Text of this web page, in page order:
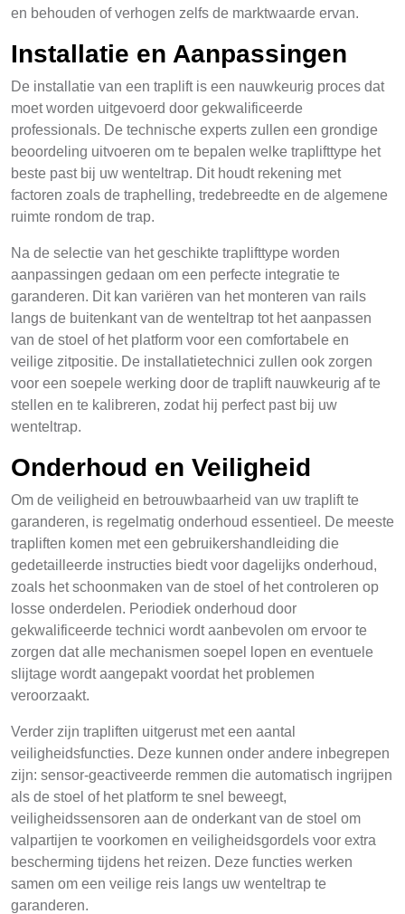
en behouden of verhogen zelfs de marktwaarde ervan.
Installatie en Aanpassingen
De installatie van een traplift is een nauwkeurig proces dat
moet worden uitgevoerd door gekwalificeerde
professionals. De technische experts zullen een grondige
beoordeling uitvoeren om te bepalen welke traplifttype het
beste past bij uw wenteltrap. Dit houdt rekening met
factoren zoals de traphelling, tredebreedte en de algemene
ruimte rondom de trap.
Na de selectie van het geschikte traplifttype worden
aanpassingen gedaan om een perfecte integratie te
garanderen. Dit kan variëren van het monteren van rails
langs de buitenkant van de wenteltrap tot het aanpassen
van de stoel of het platform voor een comfortabele en
veilige zitpositie. De installatietechnici zullen ook zorgen
voor een soepele werking door de traplift nauwkeurig af te
stellen en te kalibreren, zodat hij perfect past bij uw
wenteltrap.
Onderhoud en Veiligheid
Om de veiligheid en betrouwbaarheid van uw traplift te
garanderen, is regelmatig onderhoud essentieel. De meeste
trapliften komen met een gebruikershandleiding die
gedetailleerde instructies biedt voor dagelijks onderhoud,
zoals het schoonmaken van de stoel of het controleren op
losse onderdelen. Periodiek onderhoud door
gekwalificeerde technici wordt aanbevolen om ervoor te
zorgen dat alle mechanismen soepel lopen en eventuele
slijtage wordt aangepakt voordat het problemen
veroorzaakt.
Verder zijn trapliften uitgerust met een aantal
veiligheidsfuncties. Deze kunnen onder andere inbegrepen
zijn: sensor-geactiveerde remmen die automatisch ingrijpen
als de stoel of het platform te snel beweegt,
veiligheidssensoren aan de onderkant van de stoel om
valpartijen te voorkomen en veiligheidsgordels voor extra
bescherming tijdens het reizen. Deze functies werken
samen om een veilige reis langs uw wenteltrap te
garanderen.